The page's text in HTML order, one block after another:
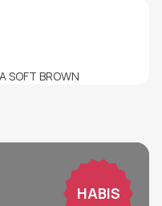
HABIS